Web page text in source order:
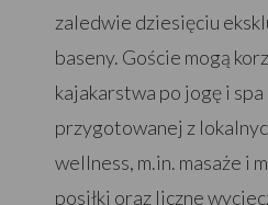
zaledwie dziesięciu
baseny. Goście mogą
kajakarstwa po jogę i
przygotowanej z
wellness, m.in. masaże i
posiłki oraz liczne